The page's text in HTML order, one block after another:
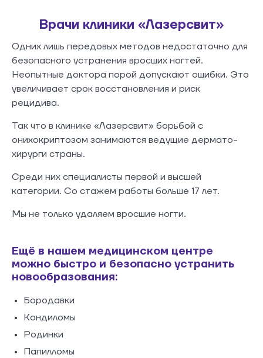
Врачи клиники «Лазерсвит»
Одних лишь передовых методов недостаточно для
безопасного устранения вросших ногтей.
Неопытные доктора порой допускают ошибки. Это
увеличивает срок восстановления и риск
рецидива.
Так что в клинике «Лазерсвит» борьбой с
онихокриптозом занимаются ведущие дермато-
хирурги страны.
Среди них специалисты первой и высшей
категории. Со стажем работы больше 17 лет.
Мы не только удаляем вросшие ногти.
Ещё в нашем медицинском центре
можно быстро и безопасно устранить
новообразования:
Бородавки
Кондиломы
Родинки
Папилломы